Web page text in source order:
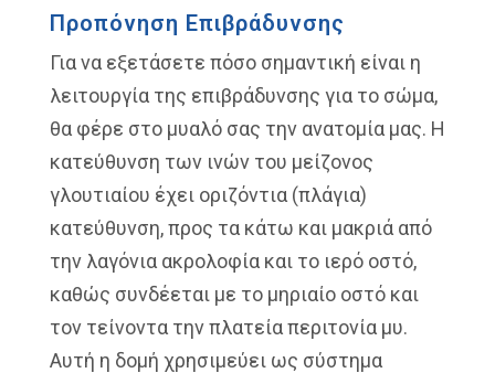
Προπόνηση Επιβράδυνσης
Για να εξετάσετε πόσο σημαντική είναι η
λειτουργία της επιβράδυνσης για το σώμα,
θα φέρε στο μυαλό σας την ανατομία μας. Η
κατεύθυνση των ινών του μείζονος
γλουτιαίου έχει οριζόντια (πλάγια)
κατεύθυνση, προς τα κάτω και μακριά από
την λαγόνια ακρολοφία και το ιερό οστό,
καθώς συνδέεται με το μηριαίο οστό και
τον τείνοντα την πλατεία περιτονία μυ.
Αυτή η δομή χρησιμεύει ως σύστημα